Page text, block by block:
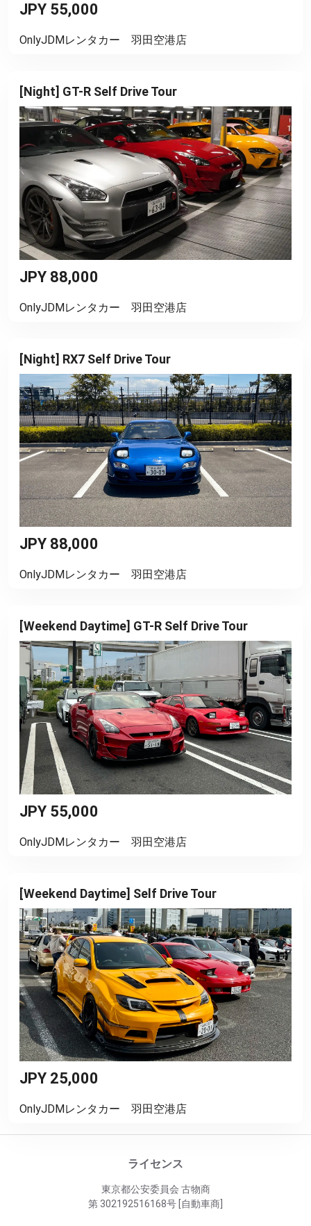
JPY 55,000
OnlyJDMレンタカー 羽田空港店
[Night] GT-R Self Drive Tour
JPY 88,000
OnlyJDMレンタカー 羽田空港店
[Night] RX7 Self Drive Tour
JPY 88,000
OnlyJDMレンタカー 羽田空港店
[Weekend Daytime] GT-R Self Drive Tour
JPY 55,000
OnlyJDMレンタカー 羽田空港店
[Weekend Daytime] Self Drive Tour
JPY 25,000
OnlyJDMレンタカー 羽田空港店
ライセンス
東京都公安委員会 古物商
第 302192516168号 [自動車商]